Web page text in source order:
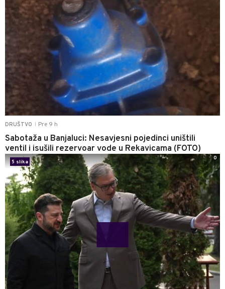
DRUŠTVO Pre 9 h
Sabotaža u Banjaluci: Nesavjesni pojedinci uništili
ventil i isušili rezervoar vode u Rekavicama (FOTO)
5 slika
0